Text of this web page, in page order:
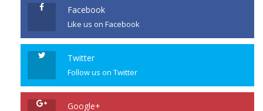
Facebook
Like us on Facebook
Twitter
Follow us on Twitter
Google+